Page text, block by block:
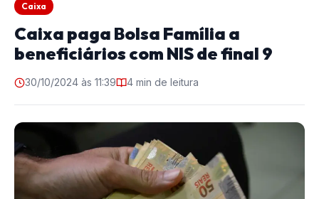
Caixa
Caixa paga Bolsa Família a
beneficiários com NIS de final 9
30/10/2024 às 11:39 4 min de leitura